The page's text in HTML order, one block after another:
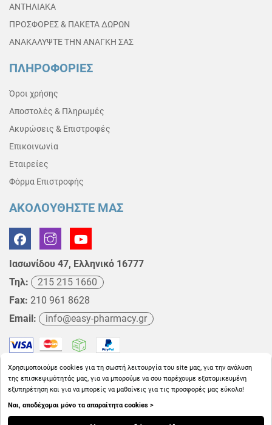
ΑΝΤΗΛΙΑΚΑ
ΠΡΟΣΦΟΡΕΣ & ΠΑΚΕΤΑ ΔΩΡΩΝ
ΑΝΑΚΑΛΥΨΤΕ ΤΗΝ ΑΝΑΓΚΗ ΣΑΣ
ΠΛΗΡΟΦΟΡΙΕΣ
Όροι χρήσης
Αποστολές & Πληρωμές
Ακυρώσεις & Επιστροφές
Επικοινωνία
Εταιρείες
Φόρμα Επιστροφής
ΑΚΟΛΟΥΘΗΣΤΕ ΜΑΣ
Ιασωνίδου 47, Ελληνικό 16777
Τηλ:
215 215 1660
Fax: 210 961 8628
Email:
info@easy-pharmacy.gr
Copyright © 2026EasyPharmacy.gr
Χρησιμοποιούμε cookies για τη σωστή λειτουργία του site μας, για την ανάλυση
της επισκεψιμότητάς μας, για να μπορούμε να σου παρέχουμε εξατομικευμένη
εξυπηρέτηση και για να μπορείς να μαθαίνεις για τις προσφορές μας εύκολα!
Ναι, αποδέχομαι μόνο τα απαραίτητα cookies >